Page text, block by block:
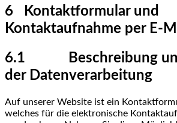
6 Kontaktformular und
Kontaktaufnahme per E-
6.1 Beschreibung
der Datenverarbeitung
Auf unserer Website ist ein
welches für die elektronische